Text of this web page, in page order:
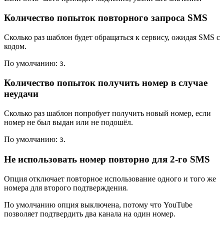
Количество попыток повторного запроса SMS
Сколько раз шаблон будет обращаться к сервису, ожидая SMS с
кодом.
По умолчанию: 3.
Количество попыток получить номер в случае
неудачи
Сколько раз шаблон попробует получить новый номер, если
номер не был выдан или не подошёл.
По умолчанию: 3.
Не использовать номер повторно для 2-го SMS
Опция отключает повторное использование одного и того же
номера для второго подтверждения.
По умолчанию опция выключена, потому что YouTube
позволяет подтвердить два канала на один номер.